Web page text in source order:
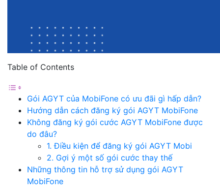
Table of Contents
Gói AGYT của MobiFone có ưu đãi gì hấp dẫn?
Hướng dẫn cách đăng ký gói AGYT MobiFone
Không đăng ký gói cước AGYT MobiFone được
do đâu?
1. Điều kiện để đăng ký gói AGYT Mobi
2. Gợi ý một số gói cước thay thế
Những thông tin hỗ trợ sử dụng gói AGYT
MobiFone